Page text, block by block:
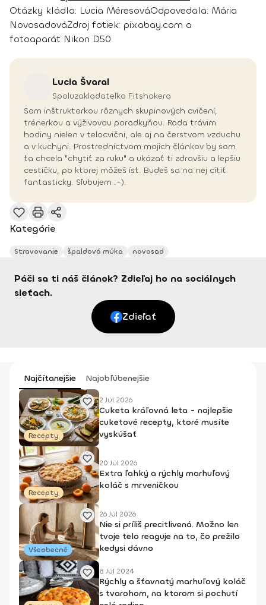
Otázky kládla: Lucia MéresováOdpovedala: Mária
NovosadováZdroj fotiek: pixabay.com a
fotoaparát Nikon D50
Lucia Švaral
Spoluzakladateľka Fitshakera
Som inštruktorkou rôznych skupinových cvičení,
trénerkou a výživovou poradkyňou. Rada trávim
hodiny nielen v telocvični, ale aj na čerstvom vzduchu
a v kuchyni. Prostredníctvom mojich článkov by som
ťa chcela "chytiť za ruku" a ukázať ti zdravšiu a lepšiu
cestičku, po ktorej môžeš ísť. Budeš sa na nej cítiť
fantasticky. Sľubujem :-).
Kategórie
Stravovanie špaldová múka novosad
Páči sa ti náš článok? Zdieľaj ho na sociálnych
sieťach.
Zdieľať
Najčítanejšie Najobľúbenejšie
Recepty
2 Júl 2026
Cuketa kráľovná leta - najlepšie
cuketové recepty, ktoré musíte
vyskúšať
Recepty
20 Júl 2026
Extra ľahký a rýchly marhuľový
koláč s mrveničkou
Všeobecné
26 Júl 2026
Nie si príliš precitlivená. Možno len
tvoje telo reaguje na to, čo prežilo
kedysi dávno
8 Júl 2024
Rýchly a šťavnatý marhuľový koláč
s tvarohom, na ktorom si pochutí